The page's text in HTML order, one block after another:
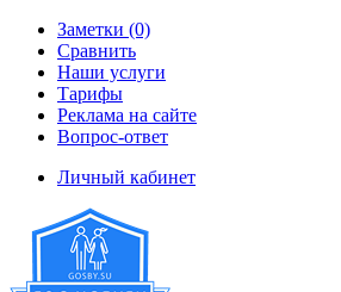
Заметки (0)
Сравнить
Наши услуги
Тарифы
Реклама на сайте
Вопрос-ответ
Личный кабинет